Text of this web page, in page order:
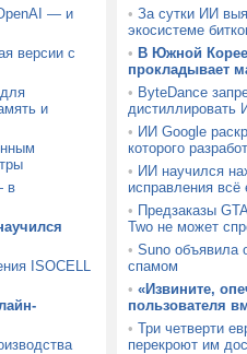
— и
версии с
и
в
ISOCELL
• За сутки ИИ
экосистеме
• В Южной Корее
прокладывает
• ByteDance
дистиллировать
• ИИ Google
которого
• ИИ научился
исправления
• Предзаказы
Two не может
• Suno объявила
спамом
• «Извините,
пользователя
• Три четверти
перекроют им